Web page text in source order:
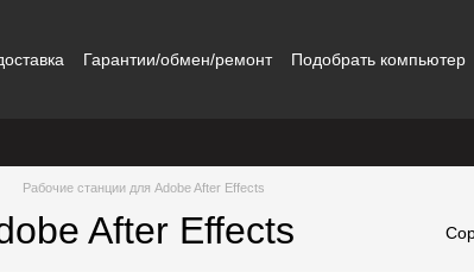
Гарантии/обмен/ремонт Подобрать компьютер
Рабочие станции для Adobe After Effects
After Effects